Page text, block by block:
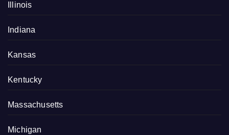
Illinois
Indiana
Kansas
Kentucky
Massachusetts
Michigan